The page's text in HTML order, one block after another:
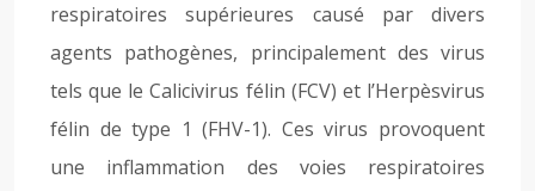
respiratoires supérieures causé par divers
agents pathogènes, principalement des virus
tels que le Calicivirus félin (FCV) et l’Herpèsvirus
félin de type 1 (FHV-1). Ces virus provoquent
une inflammation des voies respiratoires